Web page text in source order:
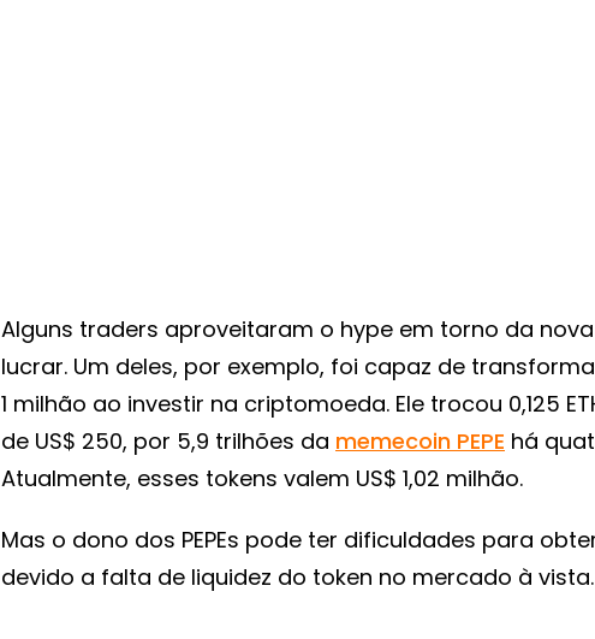
Alguns traders aproveitaram o hype em torno da
lucrar. Um deles, por exemplo, foi capaz de
1 milhão ao investir na criptomoeda. Ele trocou 0,125
de US$ 250, por 5,9 trilhões da memecoin PEPE há
Atualmente, esses tokens valem US$ 1,02 milhão.
Mas o dono dos PEPEs pode ter dificuldades para
devido a falta de liquidez do token no mercado à vista.